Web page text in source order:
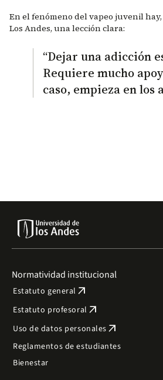
En el fenómeno del vapeo juvenil
Los Andes, una lección clara:
“Dejar una adicción
Requiere mucho
caso, empieza en los
Normatividad institucional
Estatuto general arrow_outward
Estatuto profesoral arrow_outward
Uso de datos personales arrow_outward
Reglamentos de estudiantes
Bienestar